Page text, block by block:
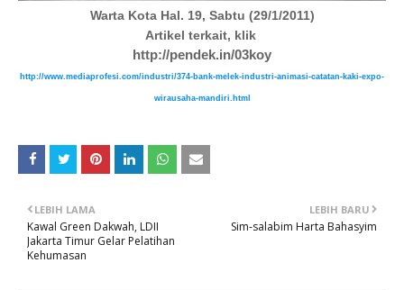
Warta Kota Hal. 19, Sabtu (29/1/2011)
Artikel terkait, klik
http://pendek.in/03koy
http://www.mediaprofesi.com/industri/374-bank-melek-industri-animasi-catatan-kaki-expo-
wirausaha-mandiri.html
LEBIH BARU
Sim-salabim Harta Bahasyim
LEBIH LAMA
Kawal Green Dakwah, LDII
Jakarta Timur Gelar Pelatihan
Kehumasan